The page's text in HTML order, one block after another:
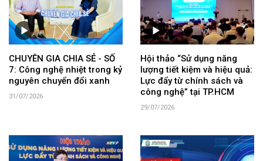
CHUYÊN GIA CHIA SẺ - SỐ
7: Công nghệ nhiệt trong kỷ
nguyên chuyển đổi xanh
31/07/2026
Hội thảo “Sử dụng năng
lượng tiết kiệm và hiệu quả:
Lực đẩy từ chính sách và
công nghệ” tại TP.HCM
29/07/2026